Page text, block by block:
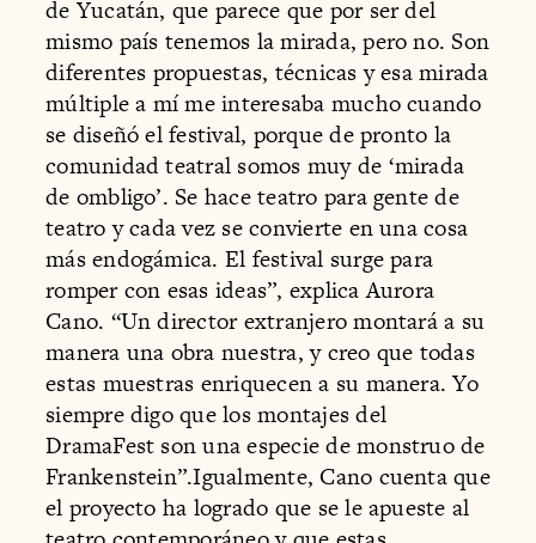
de Yucatán, que parece que por ser del
mismo país tenemos la mirada, pero no. Son
diferentes propuestas, técnicas y esa mirada
múltiple a mí me interesaba mucho cuando
se diseñó el festival, porque de pronto la
comunidad teatral somos muy de ‘mirada
de ombligo’. Se hace teatro para gente de
teatro y cada vez se convierte en una cosa
más endogámica. El festival surge para
romper con esas ideas”, explica Aurora
Cano. “Un director extranjero montará a su
manera una obra nuestra, y creo que todas
estas muestras enriquecen a su manera. Yo
siempre digo que los montajes del
DramaFest son una especie de monstruo de
Frankenstein”.Igualmente, Cano cuenta que
el proyecto ha logrado que se le apueste al